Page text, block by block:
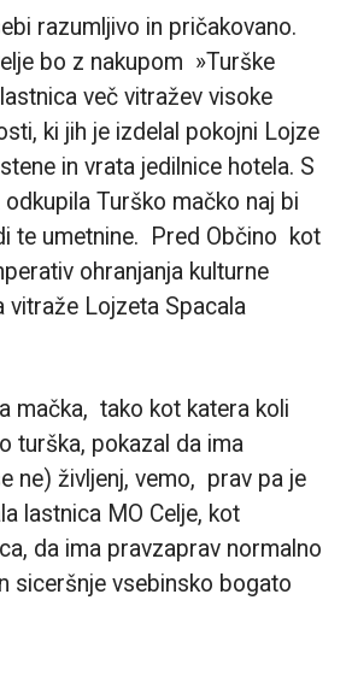
razumljivo in pričakovano.
bo z nakupom »Turške
več vitražev visoke
ki jih je izdelal pokojni Lojze
in vrata jedilnice hotela. S
Turško mačko naj bi
te umetnine. Pred Občino kot
ohranjanja kulturne
vitraže Lojzeta Spacala
mačka, tako kot katera koli
turška, pokazal da ima
ne) življenj, vemo, prav pa je
lastnica MO Celje, kot
da ima pravzaprav normalno
siceršnje vsebinsko bogato